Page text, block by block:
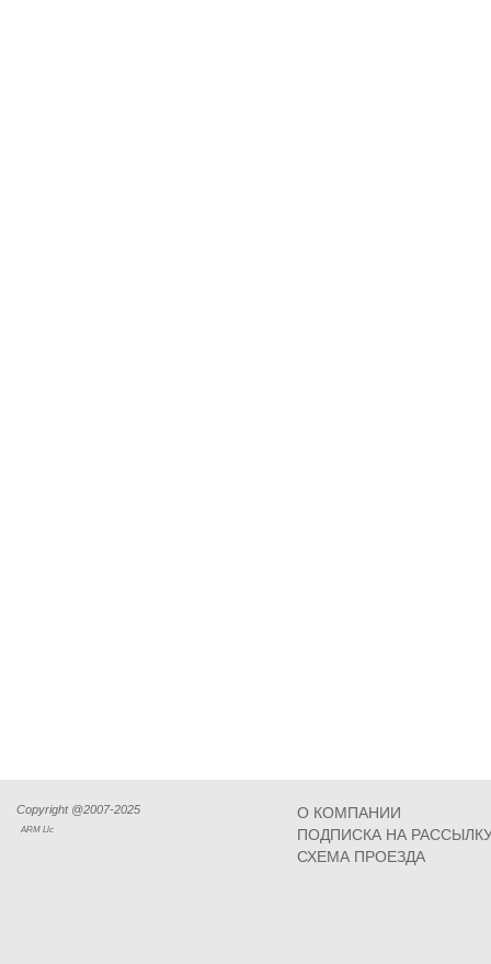
Copyright @2007-2025
ARM Llc
О КОМПАНИИ
ПОДПИСКА НА
СХЕМА ПРОЕЗДА